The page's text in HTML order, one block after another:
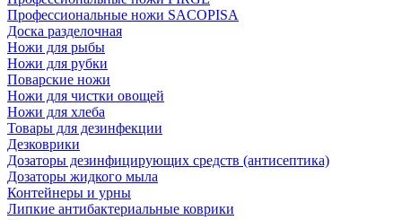
Профессиональные ножи SACOPISA
Доска разделочная
Ножи для рыбы
Ножи для рубки
Поварские ножи
Ножи для чистки овощей
Ножи для хлеба
Товары для дезинфекции
Дезковрики
Дозаторы дезинфицирующих средств (антисептика)
Дозаторы жидкого мыла
Контейнеры и урны
Липкие антибактериальные коврики